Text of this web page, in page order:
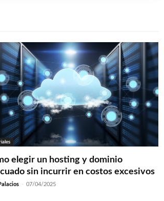
elegir un hosting y dominio
sin incurrir en costos excesivos
- 07/04/2025